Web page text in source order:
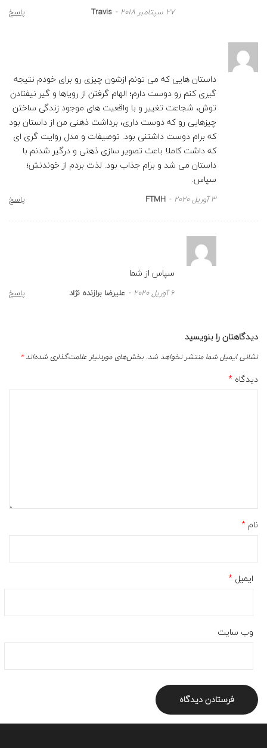
Travis 27 سپتامبر 2018 پاسخ
داستان هایی که می تونم ازشون چیزی رو برای خودم نتیجه
گیری کنم رو دوست دارم؛ الهام گرفتن از رویاها و گیر نیفتادن
توش، شجاعت تغییر و با واقعیت های موجود زندگی ساختن
چیزهایی رو که دوست داری، برداشت ذهنی من از داستان بود
که برام‌ دوست داشتنی بود. توصیفات و مدل روایت گری ای
که داشت کاملا باعث تصویر سازی ذهنی و درگیر شدنم با
داستان می شد و برام جذاب بود. لذت بردم از خوندنش؛
سپاس.
FTMH 3 آوریل 2020 پاسخ
سپاس از شما
علیرضا برازنده نژاد 6 آوریل 2020 پاسخ
دیدگاهتان را بنویسید
نشانی ایمیل شما منتشر نخواهد شد. بخش‌های موردنیاز علامت‌گذاری شده‌اند*
دیدگاه *
نام *
ایمیل*
وب‌ سایت